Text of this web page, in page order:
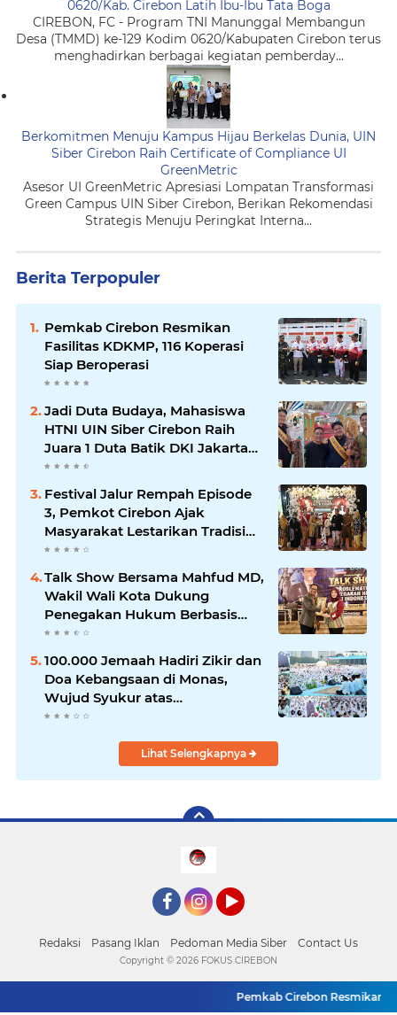
0620/Kab. Cirebon Latih Ibu-Ibu Tata Boga
CIREBON, FC - Program TNI Manunggal Membangun
Desa (TMMD) ke-129 Kodim 0620/Kabupaten Cirebon terus
menghadirkan berbagai kegiatan pemberday...
Berkomitmen Menuju Kampus Hijau Berkelas Dunia, UIN
Siber Cirebon Raih Certificate of Compliance UI
GreenMetric
Asesor UI GreenMetric Apresiasi Lompatan Transformasi
Green Campus UIN Siber Cirebon, Berikan Rekomendasi
Strategis Menuju Peringkat Interna...
Berita Terpopuler
Pemkab Cirebon Resmikan
Fasilitas KDKMP, 116 Koperasi
Siap Beroperasi
Jadi Duta Budaya, Mahasiswa
HTNI UIN Siber Cirebon Raih
Juara 1 Duta Batik DKI Jakarta
2026
Festival Jalur Rempah Episode
3, Pemkot Cirebon Ajak
Masyarakat Lestarikan Tradisi
Jamu sebagai Warisan Budaya
Bernilai Ekonomi
Talk Show Bersama Mahfud MD,
Wakil Wali Kota Dukung
Penegakan Hukum Berbasis
Integritas
100.000 Jemaah Hadiri Zikir dan
Doa Kebangsaan di Monas,
Wujud Syukur atas
Kemerdekaan
Lihat Selengkapnya
Redaksi Pasang Iklan Pedoman Media Siber Contact Us
Pemkab Cirebon Resmikan
Copyright © 2026 FOKUS CIREBON